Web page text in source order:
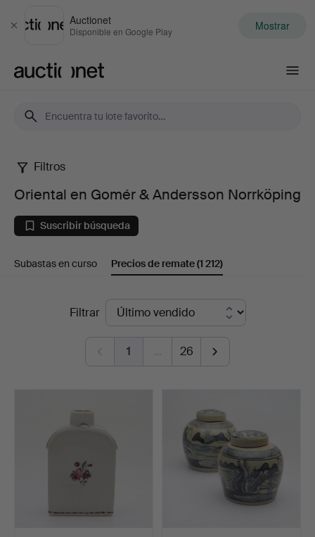
Cerrar
Auctionet
Disponible en Google Play Mostrar
Oriental
en
Gomér
Andersson
Norrköping
Filtros
Oriental en Gomér & Andersson Norrköping
Suscribir búsqueda
Subastas en curso Precios de remate(1 212)
Filtrar
1 … 26